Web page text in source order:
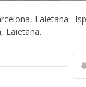
Laietana .
Laietana.